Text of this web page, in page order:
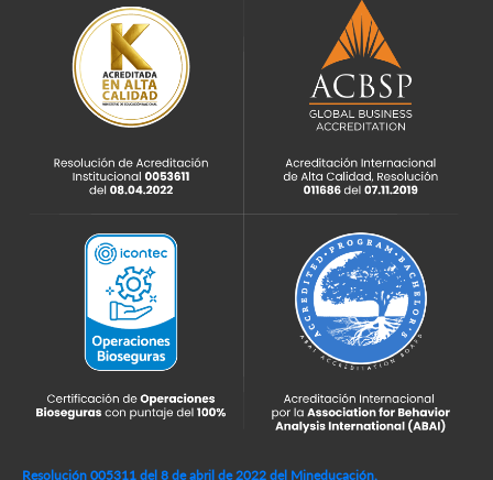
Resolución 005311 del 8 de abril de 2022 del Mineducación,